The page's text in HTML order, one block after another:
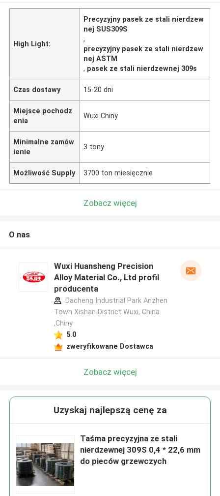
High Light:
Precyzyjny pasek ze stali nierdzew
nej SUS309S
,
precyzyjny pasek ze stali nierdzew
nej ASTM
, pasek ze stali nierdzewnej 309s
Czas dostawy 15-20 dni
Miejsce pochodz
enia
Wuxi Chiny
Minimalne zamów
ienie
3 tony
Możliwość Supply 3700 ton miesięcznie
Zobacz więcej
O nas
Wuxi Huansheng Precision
Alloy Material Co., Ltd profil
producenta
Dacheng Industrial Park Anzhen
Town Xishan District Wuxi, China
,Chiny
5.0
zweryfikowane Dostawca
Zobacz więcej
Uzyskaj najlepszą cenę za
Taśma precyzyjna ze stali
nierdzewnej 309S 0,4 * 22,6 mm
do pieców grzewczych